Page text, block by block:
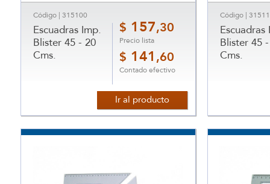
Código | 315100
Escuadras Imp.
Blister 45 - 20
Cms.
$ 157,30
Precio lista
$ 141 ,60
Contado efectivo
Ir al producto
Código |
Escuadras
Blister 45
Cms.